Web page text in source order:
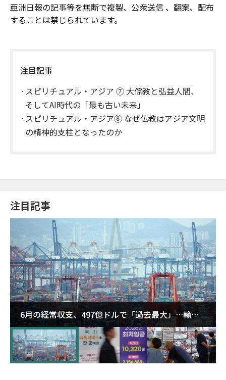
亜洲日報の記事等を無断で複製、公衆送信 、翻案、配布
することは禁じられています。
注目記事
スピリチュアル・アジア ⑦ 大倧教と弘益人間、
そしてAI時代の「最も古い未来」
スピリチュアル・アジア⑧ なぜ仏教はアジア文明
の精神的支柱となったのか
注目記事
6月の経常収支、497億ドルで「過去最大」…輸出
が初の1000億ドル突破